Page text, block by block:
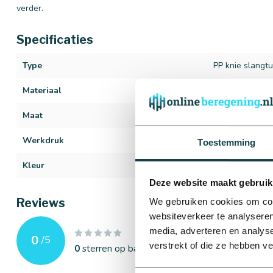
Toestemming
Deze website maakt
We gebruiken cookies om
websiteverkeer te
media, adverteren en
verstrekt of die ze hebben
verder.
Specificaties
Type PP knie
Materiaal
Maat
Werkdruk 3 bar
Kleur Zwart
Reviews
0 /5
0sterren op basis van0beoordelingen